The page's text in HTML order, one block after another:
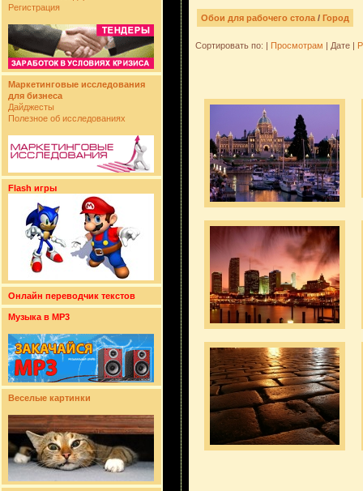
Регистрация
Маркетинговые исследования
для бизнеса
Дайджесты
Полезное об исследованиях
Flash игры
Онлайн переводчик текстов
Музыка в MP3
Веселые картинки
Обои для рабочего стола / Город
Сортировать по: | Просмотрам | Дате |